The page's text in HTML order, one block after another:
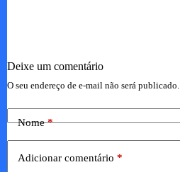
Deixe um comentário
O seu endereço de e-mail não será publicado.
Nome*
Adicionar comentário *